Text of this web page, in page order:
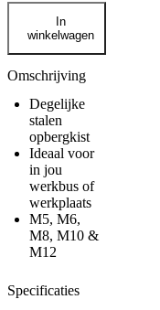
Bouten
moeren
assortimentskist
aantal
In
winkelwagen
Omschrijving
Degelijke
stalen
opbergkist
Ideaal voor
in jou
werkbus of
werkplaats
M5, M6,
M8, M10 &
M12
Specificaties